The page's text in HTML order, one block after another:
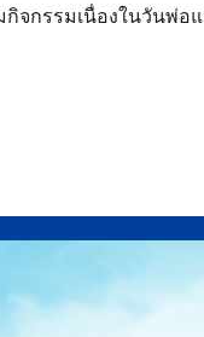
จกรรมเนื่องในวันพ่